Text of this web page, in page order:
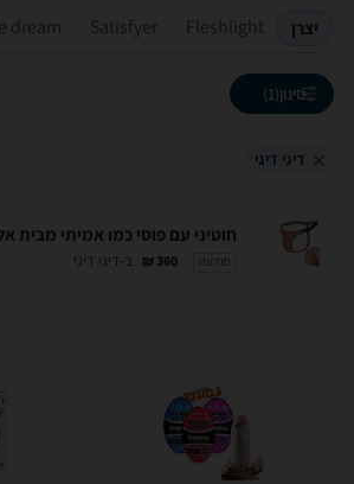
יצרן Fleshlight
Satisfyer
dream
סינון(1)
דיגי דיגי
מודעה 360 ₪ ב-דיגי דיגי